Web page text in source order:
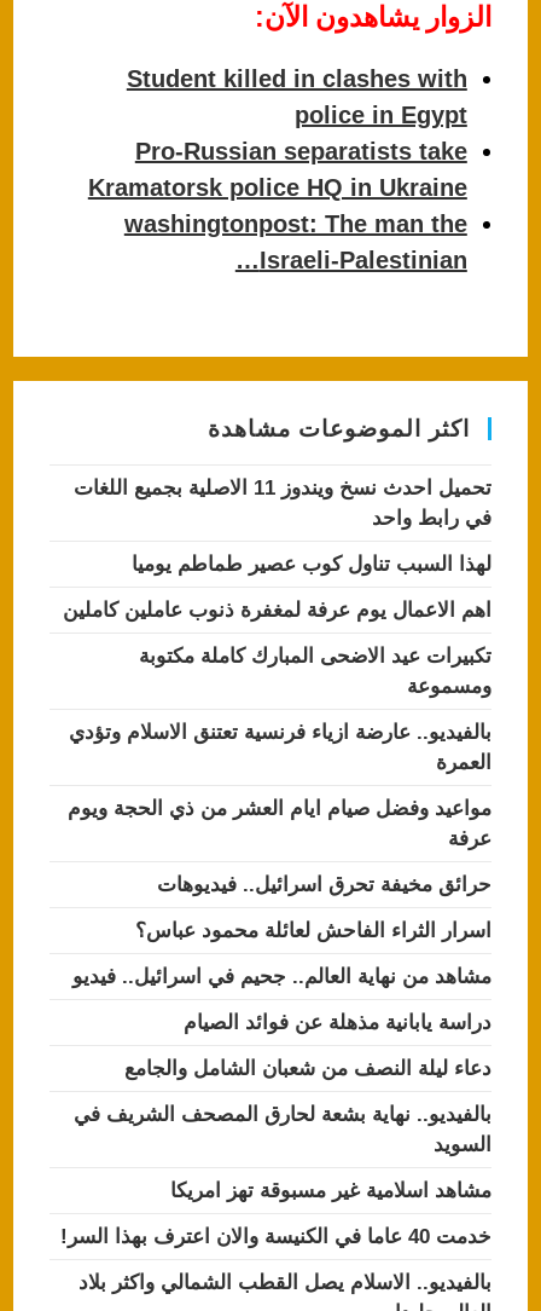
c
e
b
o
o
k
at
s
A
p
p
الزوار يشاهدون الآن:
Student killed in clashes with
police in Egypt
Pro-Russian separatists take
Kramatorsk police HQ in Ukraine
washingtonpost: The man the
Israeli-Palestinian…
اكثر الموضوعات مشاهدة
تحميل احدث نسخ ويندوز 11 الاصلية بجميع اللغات
في رابط واحد
لهذا السبب تناول كوب عصير طماطم يوميا
اهم الاعمال يوم عرفة لمغفرة ذنوب عاملين كاملين
تكبيرات عيد الاضحى المبارك كاملة مكتوبة
ومسموعة
بالفيديو.. عارضة ازياء فرنسية تعتنق الاسلام وتؤدي
العمرة
مواعيد وفضل صيام ايام العشر من ذي الحجة ويوم
عرفة
حرائق مخيفة تحرق اسرائيل.. فيديوهات
اسرار الثراء الفاحش لعائلة محمود عباس؟
مشاهد من نهاية العالم.. جحيم في اسرائيل.. فيديو
دراسة يابانية مذهلة عن فوائد الصيام
دعاء ليلة النصف من شعبان الشامل والجامع
بالفيديو.. نهاية بشعة لحارق المصحف الشريف في
السويد
مشاهد اسلامية غير مسبوقة تهز امريكا
خدمت 40 عاما في الكنيسة والان اعترف بهذا السر!
بالفيديو.. الاسلام يصل القطب الشمالي واكثر بلاد